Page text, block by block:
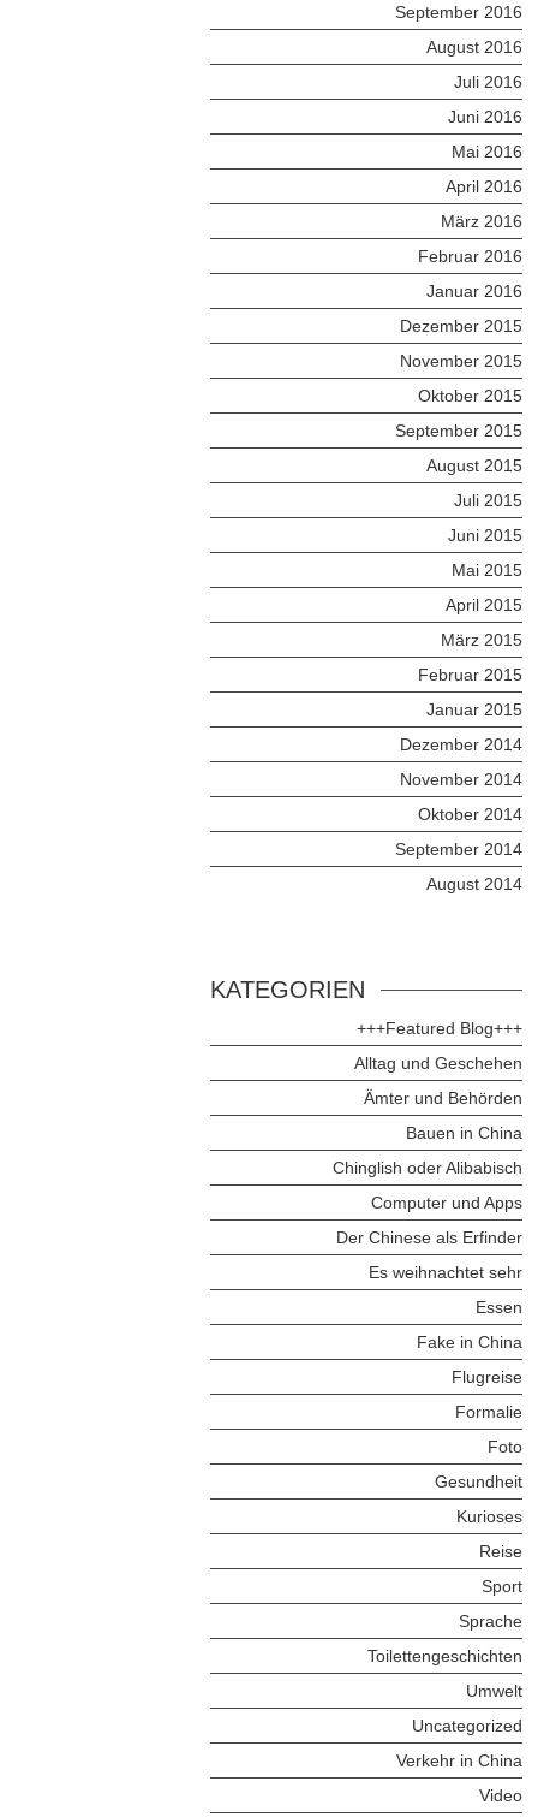
September 2016
August 2016
Juli 2016
Juni 2016
Mai 2016
April 2016
März 2016
Februar 2016
Januar 2016
Dezember 2015
November 2015
Oktober 2015
September 2015
August 2015
Juli 2015
Juni 2015
Mai 2015
April 2015
März 2015
Februar 2015
Januar 2015
Dezember 2014
November 2014
Oktober 2014
September 2014
August 2014
KATEGORIEN
+++Featured Blog+++
Alltag und Geschehen
Ämter und Behörden
Bauen in China
Chinglish oder Alibabisch
Computer und Apps
Der Chinese als Erfinder
Es weihnachtet sehr
Essen
Fake in China
Flugreise
Formalie
Foto
Gesundheit
Kurioses
Reise
Sport
Sprache
Toilettengeschichten
Umwelt
Uncategorized
Verkehr in China
Video